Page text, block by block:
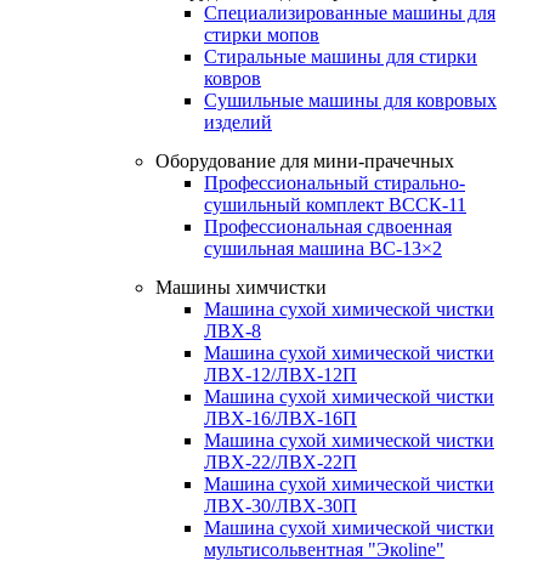
Специализированные машины для
стирки мопов
Стиральные машины для стирки
ковров
Сушильные машины для ковровых
изделий
Оборудование для мини-прачечных
Профессиональный стирально-
сушильный комплект ВССК-11
Профессиональная сдвоенная
сушильная машина ВС-13×2
Машины химчистки
Машина сухой химической чистки
ЛВХ-8
Машина сухой химической чистки
ЛВХ-12/ЛВХ-12П
Машина сухой химической чистки
ЛВХ-16/ЛВХ-16П
Машина сухой химической чистки
ЛВХ-22/ЛВХ-22П
Машина сухой химической чистки
ЛВХ-30/ЛВХ-30П
Машина сухой химической чистки
мультисольвентная "Экоline"